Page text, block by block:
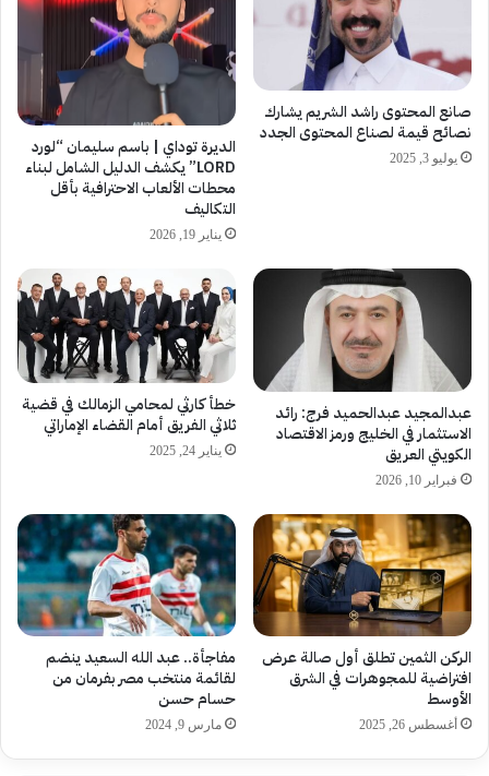
صانع المحتوى راشد الشريم يشارك
نصائح قيمة لصناع المحتوى الجدد
يوليو 3, 2025
الديرة توداي | باسم سليمان “لورد
LORD” يكشف الدليل الشامل لبناء
محطات الألعاب الاحترافية بأقل
التكاليف
يناير 19, 2026
عبدالمجيد عبدالحميد فرج: رائد
الاستثمار في الخليج ورمز الاقتصاد
الكويتي العريق
فبراير 10, 2026
خطأ كارثي لمحامي الزمالك في قضية
ثلاثي الفريق أمام القضاء الإماراتي
يناير 24, 2025
الركن الثمين تطلق أول صالة عرض
افتراضية للمجوهرات في الشرق
الأوسط
أغسطس 26, 2025
مفاجأة.. عبد الله السعيد ينضم
لقائمة منتخب مصر بفرمان من
حسام حسن
مارس 9, 2024